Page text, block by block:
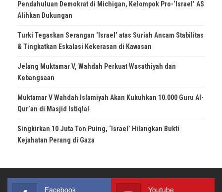
Pendahuluan Demokrat di Michigan, Kelompok Pro-‘Israel’ AS
Alihkan Dukungan
Turki Tegaskan Serangan ‘Israel’ atas Suriah Ancam Stabilitas
& Tingkatkan Eskalasi Kekerasan di Kawasan
Jelang Muktamar V, Wahdah Perkuat Wasathiyah dan
Kebangsaan
Muktamar V Wahdah Islamiyah Akan Kukuhkan 10.000 Guru Al-
Qur’an di Masjid Istiqlal
Singkirkan 10 Juta Ton Puing, ‘Israel’ Hilangkan Bukti
Kejahatan Perang di Gaza
Facebook Youtube